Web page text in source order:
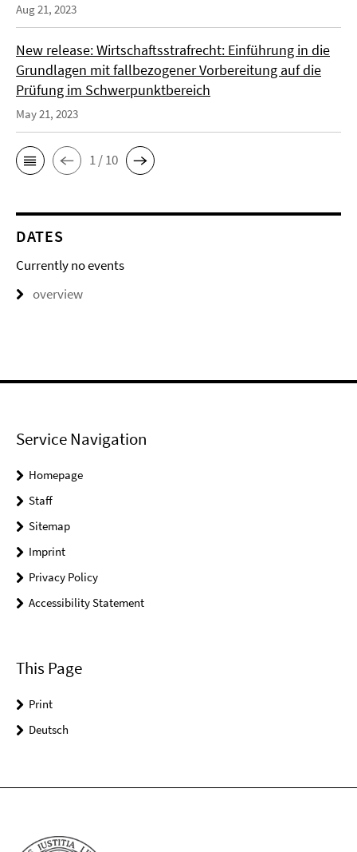
Aug 21, 2023
New release: Wirtschaftsstrafrecht: Einführung in die
Grundlagen mit fallbezogener Vorbereitung auf die
Prüfung im Schwerpunktbereich
May 21, 2023
1 / 10
DATES
Currently no events
overview
Service Navigation
Homepage
Staff
Sitemap
Imprint
Privacy Policy
Accessibility Statement
This Page
Print
Deutsch